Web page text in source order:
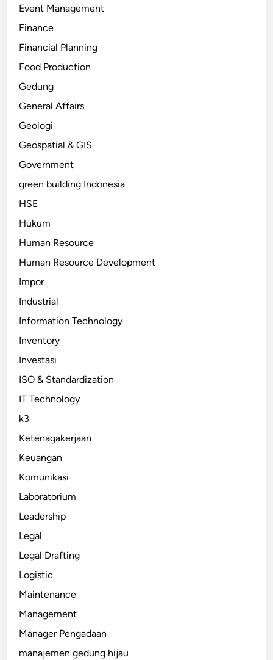
Event Management
Finance
Financial Planning
Food Production
Gedung
General Affairs
Geologi
Geospatial & GIS
Government
green building Indonesia
HSE
Hukum
Human Resource
Human Resource Development
Impor
Industrial
Information Technology
Inventory
Investasi
ISO & Standardization
IT Technology
k3
Ketenagakerjaan
Keuangan
Komunikasi
Laboratorium
Leadership
Legal
Legal Drafting
Logistic
Maintenance
Management
Manager Pengadaan
manajemen gedung hijau